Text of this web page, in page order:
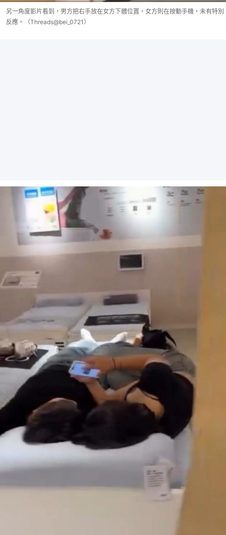
另一角度影片看到，男方把右手放在女方下體位置，女方則在按動手機，未有特別
反應。（Threads@bei_0721）